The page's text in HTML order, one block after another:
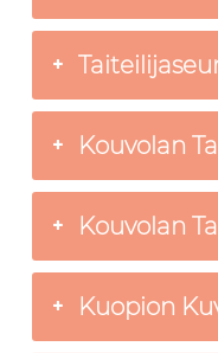
Kouvolan
Kouvolan
Kuopion